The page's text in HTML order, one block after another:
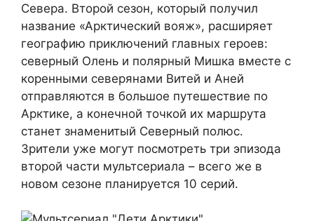
Севера. Второй сезон, который получил
название «Арктический вояж», расширяет
географию приключений главных героев:
северный Олень и полярный Мишка вместе с
коренными северянами Витей и Аней
отправляются в большое путешествие по
Арктике, а конечной точкой их маршрута
станет знаменитый Северный полюс.
Зрители уже могут посмотреть три эпизода
второй части мультсериала – всего же в
новом сезоне планируется 10 серий.